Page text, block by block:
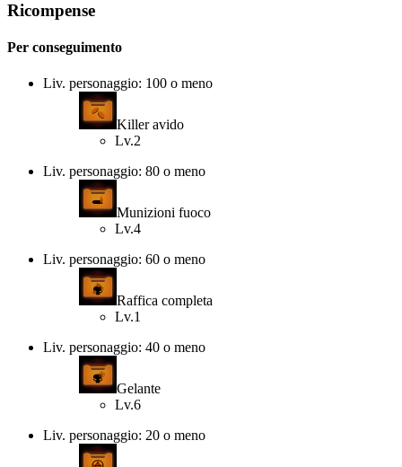
Ricompense
Per conseguimento
Liv. personaggio: 100 o meno
Killer avido
Lv.2
Liv. personaggio: 80 o meno
Munizioni fuoco
Lv.4
Liv. personaggio: 60 o meno
Raffica completa
Lv.1
Liv. personaggio: 40 o meno
Gelante
Lv.6
Liv. personaggio: 20 o meno